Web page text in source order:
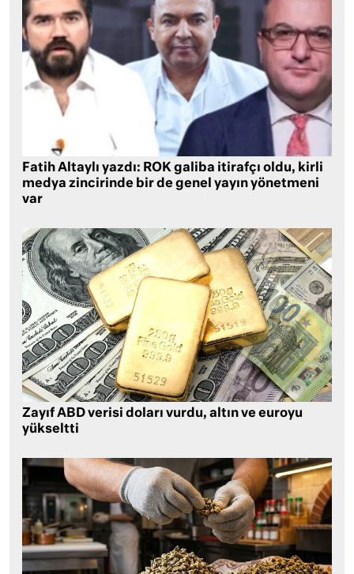
Fatih Altaylı yazdı: ROK galiba itirafçı oldu, kirli
medya zincirinde bir de genel yayın yönetmeni
var
Zayıf ABD verisi doları vurdu, altın ve euroyu
yükseltti